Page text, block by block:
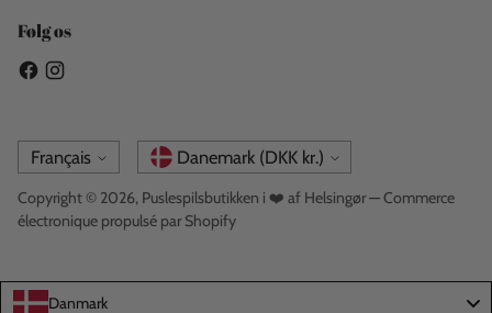
Følg os
Langue
Français Monnaie Danemark (DKK kr.)
Copyright © 2026, Puslespilsbutikken i ❤️ af Helsingør— Commerce
électronique propulsé par Shopify
Danmark